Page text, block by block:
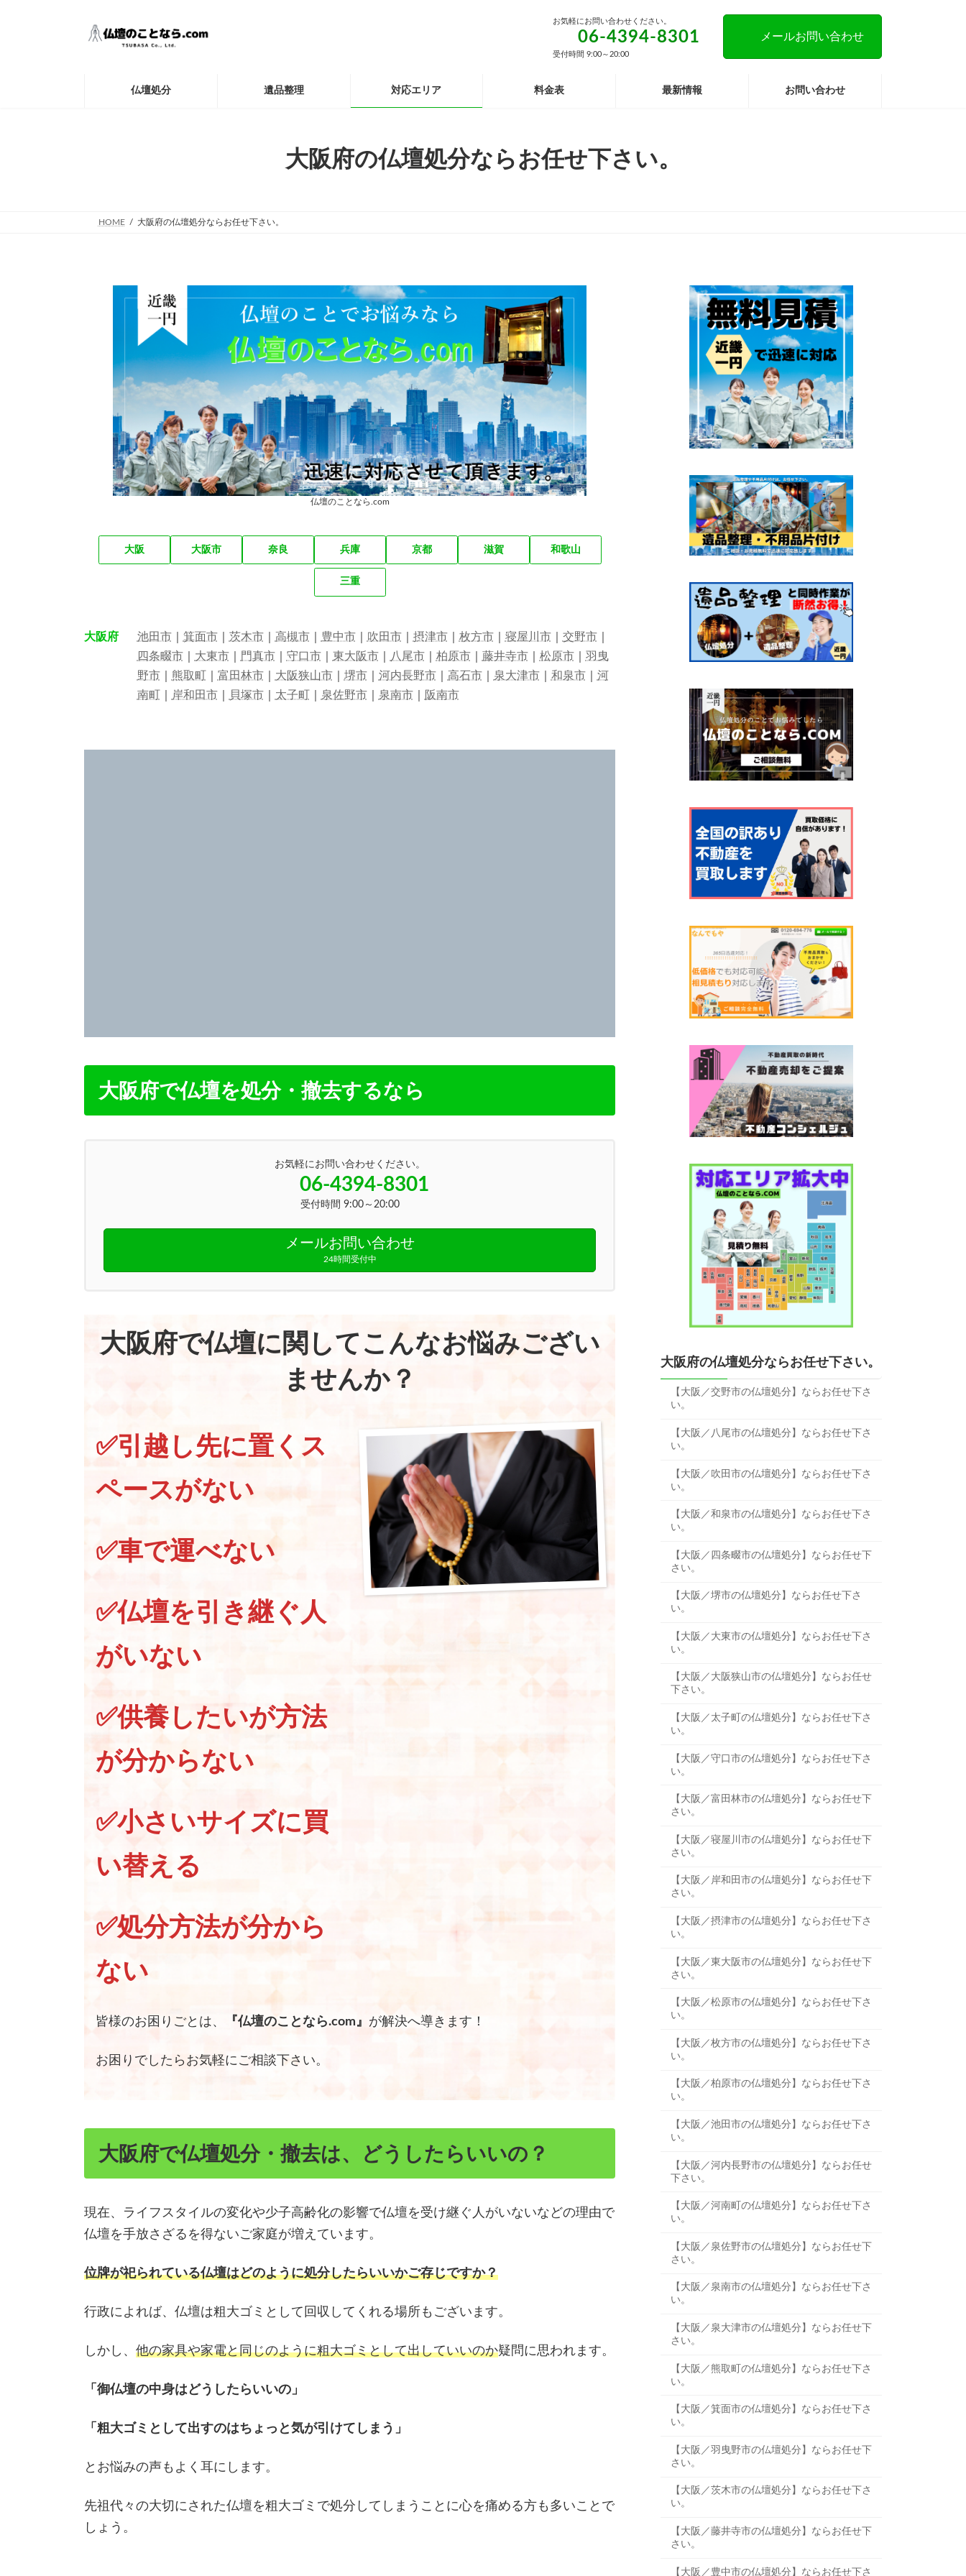
お気軽にお問い合わせください。
06-4394-8301
受付時間 9:00～20:00
メールお問い合わせ
仏壇処分 遺品整理 対応エリア 料金表 最新情報 お問い合わせ
大阪府の仏壇処分ならお任せ下さい。
HOME 大阪府の仏壇処分ならお任せ下さい。
仏壇のことなら.com
大阪 大阪市 奈良 兵庫 京都 滋賀 和歌山
三重
大阪府 池田市｜ 箕面市｜ 茨木市｜ 高槻市｜ 豊中市｜ 吹田市｜ 摂津市｜ 枚方市｜ 寝屋川市｜ 交野市｜
四条畷市｜ 大東市｜ 門真市｜ 守口市｜ 東大阪市｜ 八尾市｜ 柏原市｜ 藤井寺市｜ 松原市｜ 羽曳
野市｜ 熊取町 富田林市｜ 大阪狭山市｜ 堺市｜ 河内長野市｜ 高石市｜ 泉大津市｜ 和泉市｜ 河
南町
岸和田市｜ 貝塚市｜ 太子町 泉佐野市｜ 泉南市｜ 阪南市
大阪府で仏壇を処分・撤去するなら
お気軽にお問い合わせください。
06-4394-8301
受付時間 9:00～20:00
メールお問い合わせ
24時間受付中
大阪府で仏壇に関してこんなお悩みござい
ませんか？
✅引越し先に置くス
ペースがない
✅車で運べない
✅仏壇を引き継ぐ人
がいない
✅供養したいが方法
が分からない
✅小さいサイズに買
い替える
✅処分方法が分から
ない
皆様のお困りごとは、 『仏壇のことなら.com』 が解決へ導きます！
お困りでしたらお気軽にご相談下さい。
大阪府で仏壇処分・撤去は、どうしたらいいの？
現在、ライフスタイルの変化や少子高齢化の影響で仏壇を受け継ぐ人がいないなどの理由で
仏壇を手放さざるを得ないご家庭が増えています。
位牌が祀られている仏壇はどのように処分したらいいかご存じですか？
行政によれば、仏壇は粗大ゴミとして回収してくれる場所もございます。
しかし、 他の家具や家電と同じのように粗大ゴミとして出していいのか疑問に思われます。
「御仏壇の中身はどうしたらいいの」
「粗大ゴミとして出すのはちょっと気が引けてしまう」
とお悩みの声もよく耳にします。
先祖代々の大切にされた仏壇を粗大ゴミで処分してしまうことに心を痛める方も多いことで
しょう。
大阪府の仏壇処分ならお任せ下さい。
【大阪／交野市の仏壇処分】ならお任せ下さ
い。
【大阪／八尾市の仏壇処分】ならお任せ下さ
い。
【大阪／吹田市の仏壇処分】ならお任せ下さ
い。
【大阪／和泉市の仏壇処分】ならお任せ下さ
い。
【大阪／四条畷市の仏壇処分】ならお任せ下
さい。
【大阪／堺市の仏壇処分】ならお任せ下さ
い。
【大阪／大東市の仏壇処分】ならお任せ下さ
い。
【大阪／大阪狭山市の仏壇処分】ならお任せ
下さい。
【大阪／太子町の仏壇処分】ならお任せ下さ
い。
【大阪／守口市の仏壇処分】ならお任せ下さ
い。
【大阪／富田林市の仏壇処分】ならお任せ下
さい。
【大阪／寝屋川市の仏壇処分】ならお任せ下
さい。
【大阪／岸和田市の仏壇処分】ならお任せ下
さい。
【大阪／摂津市の仏壇処分】ならお任せ下さ
い。
【大阪／東大阪市の仏壇処分】ならお任せ下
さい。
【大阪／松原市の仏壇処分】ならお任せ下さ
い。
【大阪／枚方市の仏壇処分】ならお任せ下さ
い。
【大阪／柏原市の仏壇処分】ならお任せ下さ
い。
【大阪／池田市の仏壇処分】ならお任せ下さ
い。
【大阪／河内長野市の仏壇処分】ならお任せ
下さい。
【大阪／河南町の仏壇処分】ならお任せ下さ
い。
【大阪／泉佐野市の仏壇処分】ならお任せ下
さい。
【大阪／泉南市の仏壇処分】ならお任せ下さ
い。
【大阪／泉大津市の仏壇処分】ならお任せ下
さい。
【大阪／熊取町の仏壇処分】ならお任せ下さ
い。
【大阪／箕面市の仏壇処分】ならお任せ下さ
い。
【大阪／羽曳野市の仏壇処分】ならお任せ下
さい。
【大阪／茨木市の仏壇処分】ならお任せ下さ
い。
【大阪／藤井寺市の仏壇処分】ならお任せ下
さい。
【大阪／豊中市の仏壇処分】ならお任せ下さ